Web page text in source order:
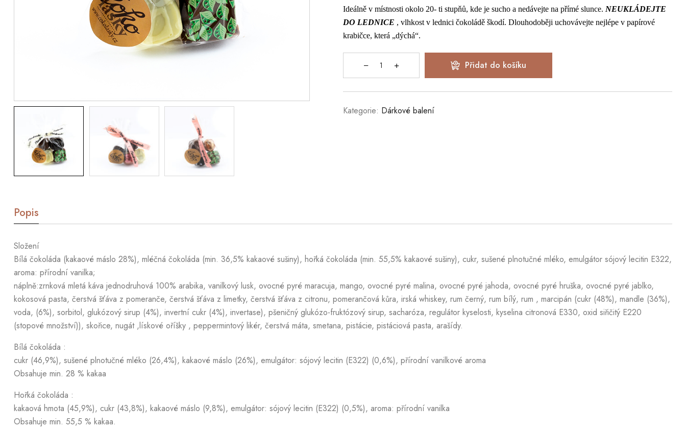
Ideálně v místnosti okolo 20- ti stupňů, kde je sucho a nedávejte na přímé slunce. NEUKLÁDEJTE
DO LEDNICE , vlhkost v lednici čokoládě škodí. Dlouhodoběji uchovávejte nejlépe v papírové
krabičce, která „dýchá“.
Přidat do košíku
Kategorie: Dárkové balení
Popis
Složení
Bílá čokoláda (kakaové máslo 28%), mléčná čokoláda (min. 36,5% kakaové sušiny), hořká čokoláda (min. 55,5% kakaové sušiny), cukr, sušené plnotučné mléko, emulgátor sójový lecitin E322,
aroma: přírodní vanilka;
náplně:zrnková mletá káva jednodruhová 100% arabika, vanilkový lusk, ovocné pyré maracuja, mango, ovocné pyré malina, ovocné pyré jahoda, ovocné pyré hruška, ovocné pyré jablko,
kokosová pasta, čerstvá šťáva z pomeranče, čerstvá šťáva z limetky, čerstvá šťáva z citronu, pomerančová kůra, irská whiskey, rum černý, rum bílý, rum , marcipán (cukr (48%), mandle (36%),
voda, (6%), sorbitol, glukózový sirup (4%), invertní cukr (4%), invertase), pšeničný glukózo-fruktózový sirup, sacharóza, regulátor kyselosti, kyselina citronová E330, oxid siřičitý E220
(stopové množství)), skořice, nugát ,lískové oříšky , peppermintový likér, čerstvá máta, smetana, pistácie, pistáciová pasta, arašídy.
Bílá čokoláda :
cukr (46,9%), sušené plnotučné mléko (26,4%), kakaové máslo (26%), emulgátor: sójový lecitin (E322) (0,6%), přírodní vanilkové aroma
Obsahuje min. 28 % kakaa
Hořká čokoláda :
kakaová hmota (45,9%), cukr (43,8%), kakaové máslo (9,8%), emulgátor: sójový lecitin (E322) (0,5%), aroma: přírodní vanilka
Obsahuje min. 55,5 % kakaa.